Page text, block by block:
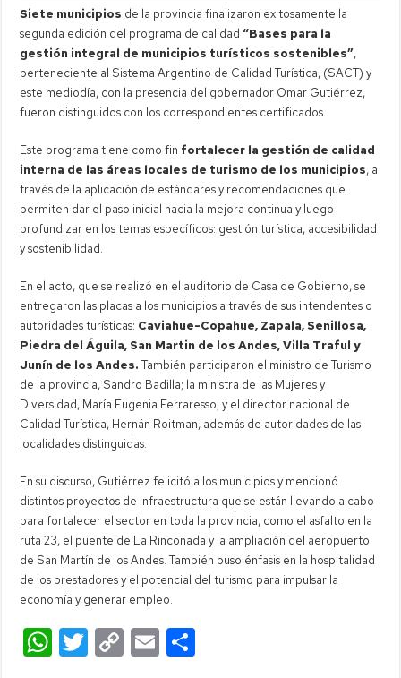
Siete municipios de la provincia finalizaron exitosamente la
segunda edición del programa de calidad “Bases para la
gestión integral de municipios turísticos sostenibles”,
perteneciente al Sistema Argentino de Calidad Turística, (SACT) y
este mediodía, con la presencia del gobernador Omar Gutiérrez,
fueron distinguidos con los correspondientes certificados.
Este programa tiene como fin fortalecer la gestión de calidad
interna de las áreas locales de turismo de los municipios, a
través de la aplicación de estándares y recomendaciones que
permiten dar el paso inicial hacia la mejora continua y luego
profundizar en los temas específicos: gestión turística, accesibilidad
y sostenibilidad.
En el acto, que se realizó en el auditorio de Casa de Gobierno, se
entregaron las placas a los municipios a través de sus intendentes o
autoridades turísticas: Caviahue-Copahue, Zapala, Senillosa,
Piedra del Águila, San Martin de los Andes, Villa Traful y
Junín de los Andes.También participaron el ministro de Turismo
de la provincia, Sandro Badilla; la ministra de las Mujeres y
Diversidad, María Eugenia Ferraresso; y el director nacional de
Calidad Turística, Hernán Roitman, además de autoridades de las
localidades distinguidas.
En su discurso, Gutiérrez felicitó a los municipios y mencionó
distintos proyectos de infraestructura que se están llevando a cabo
para fortalecer el sector en toda la provincia, como el asfalto en la
ruta 23, el puente de La Rinconada y la ampliación del aeropuerto
de San Martín de los Andes. También puso énfasis en la hospitalidad
de los prestadores y el potencial del turismo para impulsar la
economía y generar empleo.
W T C E